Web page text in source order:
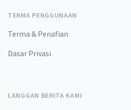
TERMA PENGGUNAAN
Terma & Penafian
Dasar Privasi
LANGGAN BERITA KAMI